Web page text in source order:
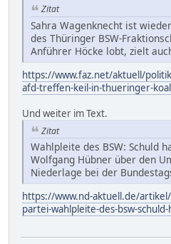
Zitat
Sahra Wagenknecht ist
des Thüringer BSW-
Anführer Höcke lobt, zielt
https://www.faz.net/aktuell/
afd-treffen-keil-in-thueringer-
Und weiter im Text.
Zitat
Wahlpleite des BSW: Schuld
Wolfgang Hübner über den
Niederlage bei der
https://www.nd-aktuell.de/
partei-wahlpleite-des-bsw-